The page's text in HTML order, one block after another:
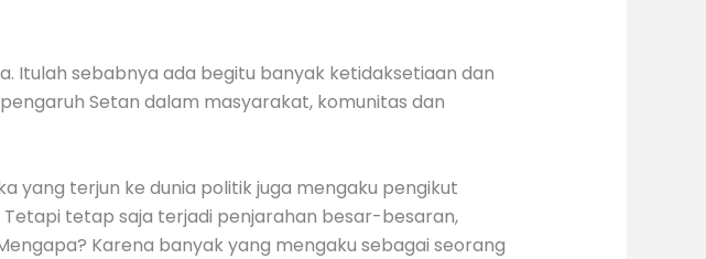
Itulah sebabnya ada begitu banyak ketidaksetiaan dan
Setan dalam masyarakat, komunitas dan
yang terjun ke dunia politik juga mengaku pengikut
Tetapi tetap saja terjadi penjarahan besar-besaran,
Karena banyak yang mengaku sebagai seorang